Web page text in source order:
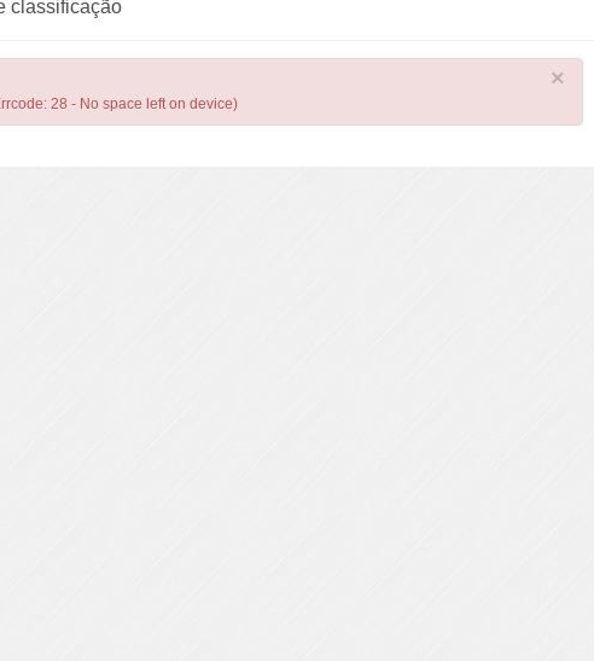
classificação
×
28 - No space left on device)